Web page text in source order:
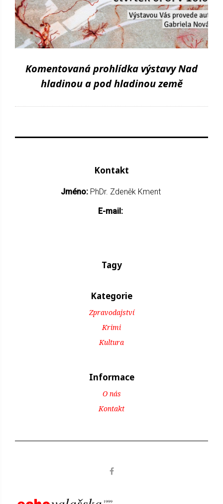
Komentovaná prohlídka výstavy Nad
hladinou a pod hladinou země
Kontakt
Jméno: PhDr. Zdeněk Kment
E-mail:
Tagy
Kategorie
Zpravodajství
Krimi
Kultura
Informace
O nás
Kontakt